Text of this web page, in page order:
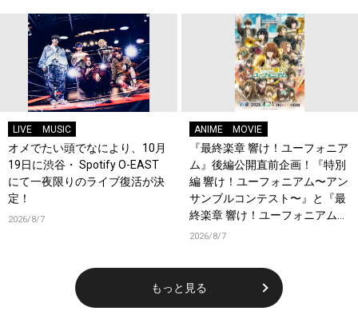
LIVE MUSIC
オメでたい頭でなにより、10月
19日に渋谷・ Spotify O-EAST
にて一夜限りのライブ復活が決
定！
2026/8/7
ANIME MOVIE
『最終楽章 響け！ユーフォニア
ム』後編公開直前企画！『特別
編 響け！ユーフォニアム〜アン
サンブルコンテスト〜』と『最
終楽章 響け！ユーフォニアム』
前編の一挙上映が決定！
2026/8/7
もっと見る